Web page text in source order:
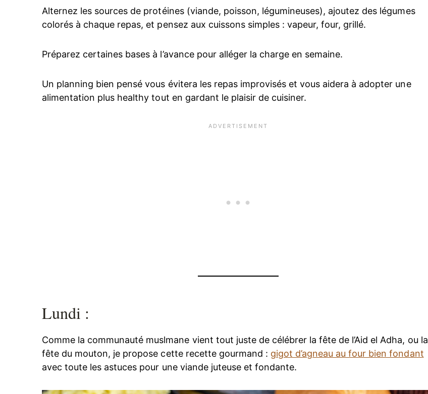
Alternez les sources de protéines (viande, poisson, légumineuses), ajoutez des légumes
colorés à chaque repas, et pensez aux cuissons simples : vapeur, four, grillé.
Préparez certaines bases à l’avance pour alléger la charge en semaine.
Un planning bien pensé vous évitera les repas improvisés et vous aidera à adopter une
alimentation plus healthy tout en gardant le plaisir de cuisiner.
Lundi :
Comme la communauté muslmane vient tout juste de célébrer la fête de l’Aid el Adha, ou la
fête du mouton, je propose cette recette gourmand : gigot d’agneau au four bien fondant
avec toute les astuces pour une viande juteuse et fondante.